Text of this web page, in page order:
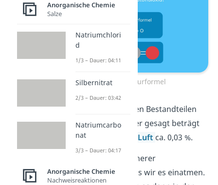
CO2 Strukturformel
Das Gas gehört zu den Bestandteilen
unsererLuft. Genauer gesagt beträgt
der CO2 Luft ca. 0,03 %.
in höherer
Konzentration aus, als wir es einatmen.
Anorganische Chemie
Salze
Natriumchlori
d
1/3 – Dauer: 04:11
Silbernitrat
2/3 – Dauer: 03:42
Natriumcarbo
nat
3/3 – Dauer: 04:17
Anorganische Chemie
Nachweisreaktionen